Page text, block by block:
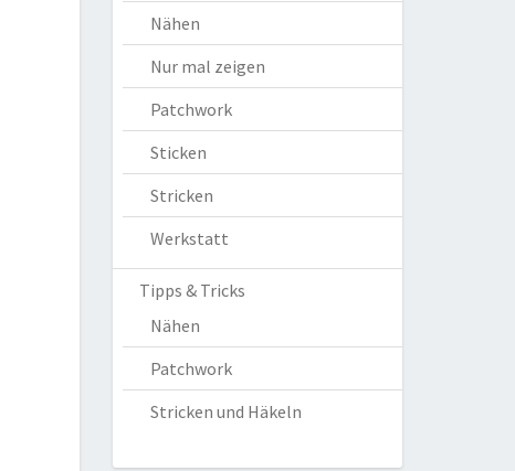
Nähen
Nur mal zeigen
Patchwork
Sticken
Stricken
Werkstatt
Tipps & Tricks
Nähen
Patchwork
Stricken und Häkeln